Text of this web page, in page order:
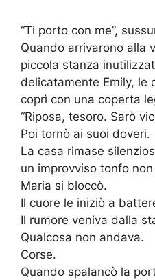
“Ti porto con me”,
Quando arrivarono alla
piccola stanza
delicatamente Emily, le
coprì con una coperta
“Riposa, tesoro. Sarò
Poi tornò ai suoi doveri.
La casa rimase
un improvviso tonfo
Maria si bloccò.
Il cuore le iniziò a
Il rumore veniva dalla
Qualcosa non andava.
Corse.
Quando spalancò la